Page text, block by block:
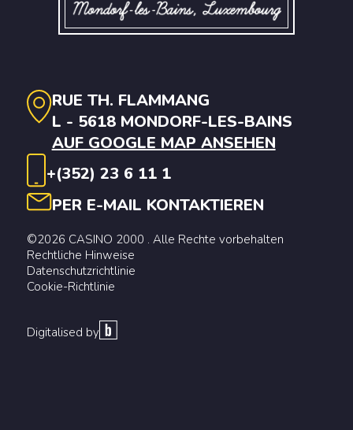
RUE TH. FLAMMANG
L - 5618 MONDORF-LES-BAINS
AUF GOOGLE MAP ANSEHEN
+(352) 23 6 11 1
PER E-MAIL KONTAKTIEREN
©2026 CASINO 2000 . Alle Rechte vorbehalten
Rechtliche Hinweise
Datenschutzrichtlinie
Cookie-Richtlinie
Digitalised by